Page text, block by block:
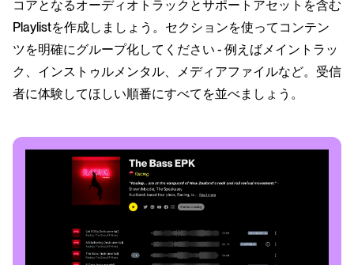
コアとなるオーディオトラックとサポートアセットを含む
Playlistを作成しましょう。セクションを使ってコンテン
ツを明確にグループ化してください - 例えばメイントラッ
ク、インストゥルメンタル、メディアファイルなど。受信
者に体験してほしい順番にすべてを並べましょう。